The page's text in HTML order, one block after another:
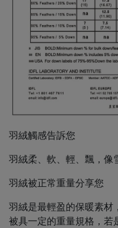
羽絨觸感告訴您
羽絨柔、軟、輕、飄，像
羽絨被正常重量分享您
羽絨是最輕盈的保暖素材
被具一定的重量規格，若